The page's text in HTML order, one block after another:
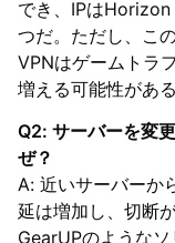
でき、IPは
つだ。ただし、こ
VPNはゲームトラ
増える可能性がある
Q2: サーバーを変
ぜ？
A: 近いサーバーか
延は増加し、切断
GearUPのような